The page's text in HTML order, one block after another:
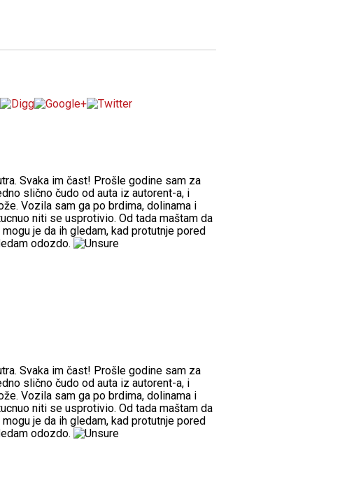
Svaka im čast! Prošle godine sam za
slično čudo od auta iz autorent-a, i
Vozila sam ga po brdima, dolinama i
niti se usprotivio. Od tada maštam da
je da ih gledam, kad protutnje pored
odozdo.
Svaka im čast! Prošle godine sam za
slično čudo od auta iz autorent-a, i
Vozila sam ga po brdima, dolinama i
niti se usprotivio. Od tada maštam da
je da ih gledam, kad protutnje pored
odozdo.